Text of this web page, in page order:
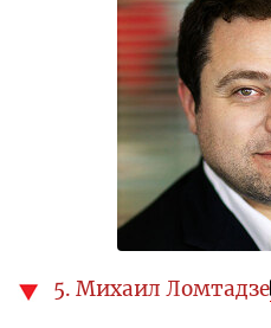
5. Михаил Ломтадзе